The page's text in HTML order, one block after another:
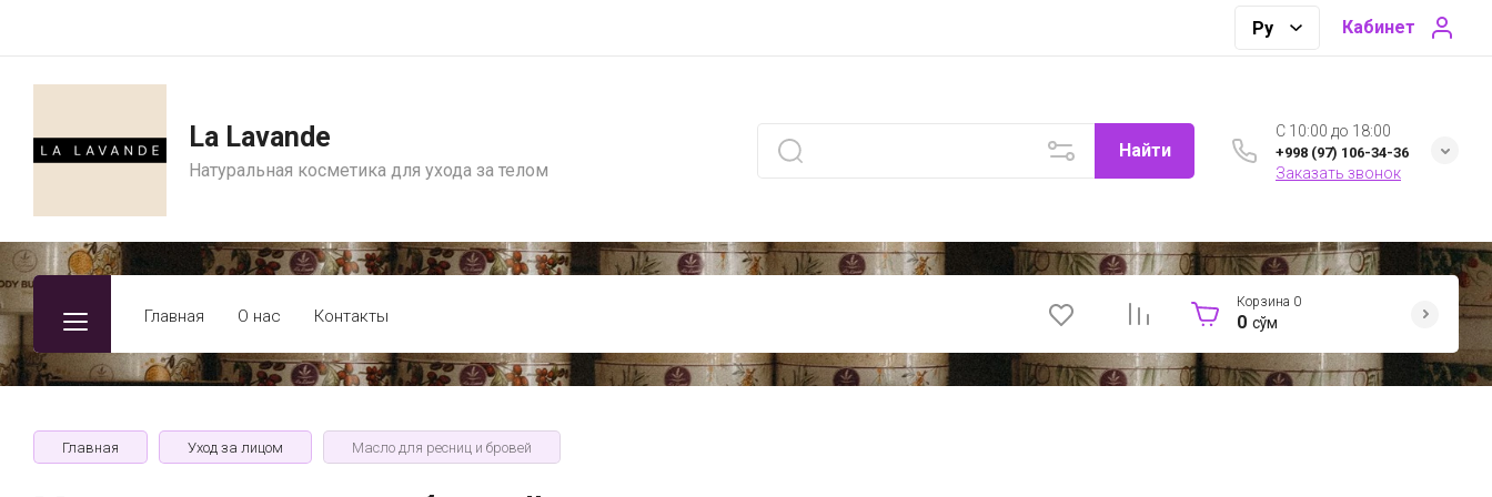
Кабинет
La Lavande
Натуральная косметика для ухода за телом
Найти
C 10:00 до 18:00
+998 (97) 106-34-36
Заказать звонок
Главная О нас Контакты
Корзина 0
0 сўм
Главная Уход за лицом Масло для ресниц и бровей